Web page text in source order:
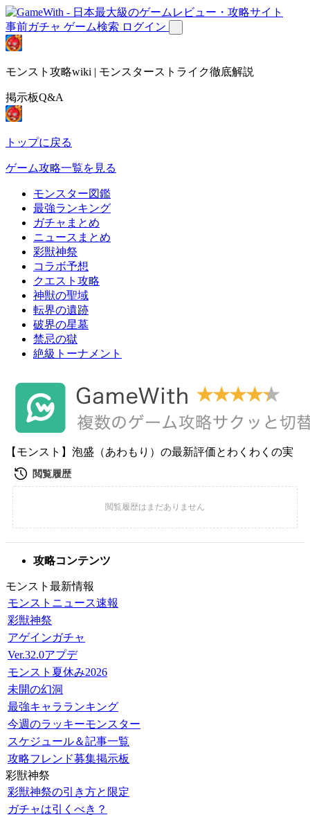
事前ガチャ ゲーム検索 ログイン
モンスト攻略wiki | モンスターストライク徹底解説
掲示板Q&A
トップに戻る
ゲーム攻略一覧を見る
モンスター図鑑
最強ランキング
ガチャまとめ
ニュースまとめ
彩獣神祭
コラボ予想
クエスト攻略
神獣の聖域
転界の遺跡
破界の星墓
禁忌の獄
絶級トーナメント
【モンスト】泡盛（あわもり）の最新評価とわくわくの実
攻略コンテンツ
モンスト最新情報
モンストニュース速報
彩獣神祭
アゲインガチャ
Ver.32.0アプデ
モンスト夏休み2026
未開の幻洞
最強キャラランキング
今週のラッキーモンスター
スケジュール＆記事一覧
攻略フレンド募集掲示板
彩獣神祭
彩獣神祭の引き方と限定
ガチャは引くべき？